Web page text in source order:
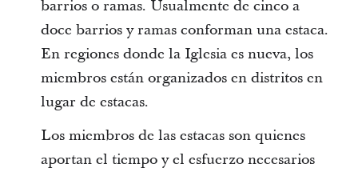
barrios o ramas. Usualmente de cinco a
doce barrios y ramas conforman una estaca.
En regiones donde la Iglesia es nueva, los
miembros están organizados en distritos en
lugar de estacas.
Los miembros de las estacas son quienes
aportan el tiempo y el esfuerzo necesarios